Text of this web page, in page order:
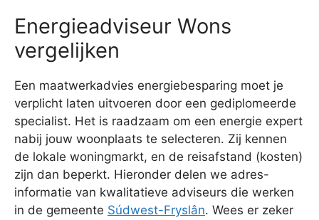
Energieadviseur Wons
vergelijken
Een maatwerkadvies energiebesparing moet je
verplicht laten uitvoeren door een gediplomeerde
specialist. Het is raadzaam om een energie expert
nabij jouw woonplaats te selecteren. Zij kennen
de lokale woningmarkt, en de reisafstand (kosten)
zijn dan beperkt. Hieronder delen we adres-
informatie van kwalitatieve adviseurs die werken
in de gemeente Súdwest-Fryslân. Wees er zeker